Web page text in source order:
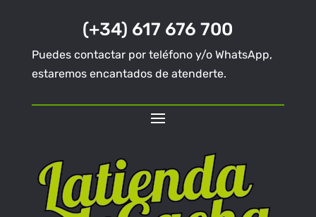
(+34) 617 676 700
Puedes contactar por teléfono y/o WhatsApp,
estaremos encantados de atenderte.